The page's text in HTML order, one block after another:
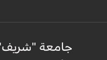
جامعة "شريف"